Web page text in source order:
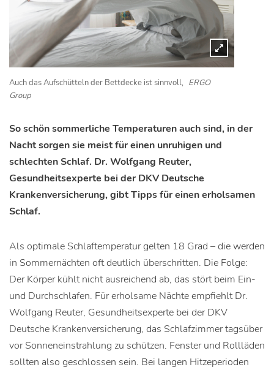
Auch das Aufschütteln der Bettdecke ist sinnvoll, ERGO
Group
So schön sommerliche Temperaturen auch sind, in der
Nacht sorgen sie meist für einen unruhigen und
schlechten Schlaf. Dr. Wolfgang Reuter,
Gesundheitsexperte bei der DKV Deutsche
Krankenversicherung, gibt Tipps für einen erholsamen
Schlaf.
Als optimale Schlaftemperatur gelten 18 Grad – die werden
in Sommernächten oft deutlich überschritten. Die Folge:
Der Körper kühlt nicht ausreichend ab, das stört beim Ein-
und Durchschlafen. Für erholsame Nächte empfiehlt Dr.
Wolfgang Reuter, Gesundheitsexperte bei der DKV
Deutsche Krankenversicherung, das Schlafzimmer tagsüber
vor Sonneneinstrahlung zu schützen. Fenster und Rollläden
sollten also geschlossen sein. Bei langen Hitzeperioden